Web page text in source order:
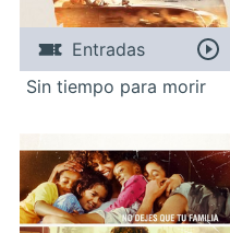
Entradas
Sin tiempo para morir